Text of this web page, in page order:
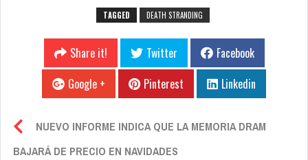
TAGGED DEATH STRANDING
Share it! Twitter
Facebook
Google +
Pinterest Linkedin
NUEVO INFORME INDICA QUE LA MEMORIA DRAM
BAJARÁ DE PRECIO EN NAVIDADES